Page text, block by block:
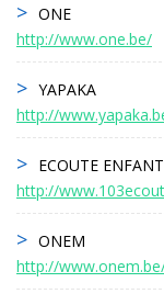
ONE
http://www.one.be/
YAPAKA
http://
ECOUTE
http://
ONEM
http://